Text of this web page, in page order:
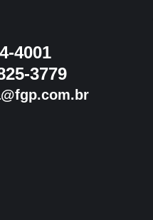
4001
3779